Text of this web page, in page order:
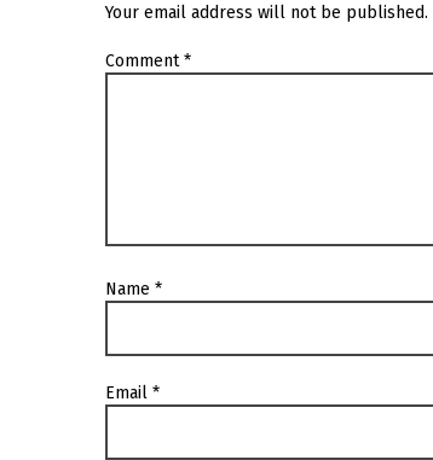
Your email address will not be published.
Comment*
Name *
Email *